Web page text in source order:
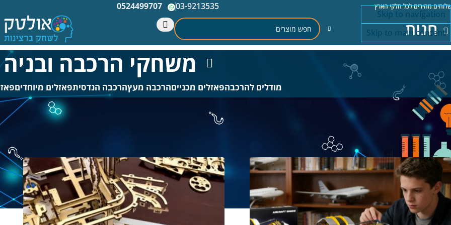
Skip to navigation
Skip to main content
מהירים לכל חלקי הארץ 03-9213535
0524499707
חנות
משחקי הרכבה ובניה
מודלים להרכבהפאזלים מכנייםהרכבה מעץהרכבה הנדסיתפאזלים מיוחדים
מגוון רחב של משחקי הרכבה ובנייה לילדים, לבני נוער ולמבוגרים. בקטגוריה תמצאו ערכות בנייה, דגמי עץ להרכבה, פאזלים תלת־ממדיים, מודלים מכניים
עדינה ויכולת פתרון בעיות, לצד חוויית בנייה מהנה ומעשירה.
עמוד הבית/משחקי הרכבה ובניה